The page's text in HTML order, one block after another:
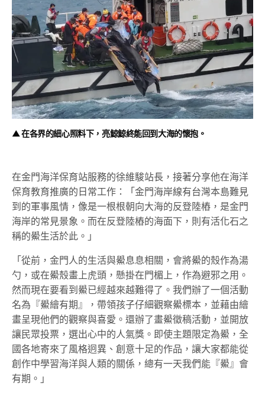
▲ 在各界的細心照料下，亮鯨鯨終能回到大海的懷抱。
在金門海洋保育站服務的徐維駿站長，接著分享他在海洋
保育教育推廣的日常工作：「金門海岸線有台灣本島難見
到的軍事風情，像是一根根朝向大海的反登陸樁，是金門
海岸的常見景象。而在反登陸樁的海面下，則有活化石之
稱的鱟生活於此。」
「從前，金門人的生活與鱟息息相關，會將鱟的殼作為湯
勺，或在鱟殼畫上虎頭，懸掛在門楣上，作為避邪之用。
然而現在要看到鱟已經越來越難得了。我們辦了一個活動
名為『鱟繪有期』，帶領孩子仔細觀察鱟標本，並藉由繪
畫呈現他們的觀察與喜愛。還辦了畫鱟徵稿活動，並開放
讓民眾投票，選出心中的人氣獎。即使主題限定為鱟，全
國各地寄來了風格迥異、創意十足的作品，讓大家都能從
創作中學習海洋與人類的關係，總有一天我們能『鱟』會
有期。」